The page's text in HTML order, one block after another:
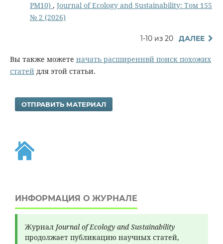
PM10) , Journal of Ecology and Sustainability: Том 155
№ 2 (2026)
1-10 из 20 ДАЛЕЕ
Вы также можете начать расширеннвй поиск похожих
статейдля этой статьи.
ОТПРАВИТЬ МАТЕРИАЛ
ИНФОРМАЦИЯ О ЖУРНАЛЕ
Журнал Journal of Ecology and Sustainability
продолжает публикацию научных статей,